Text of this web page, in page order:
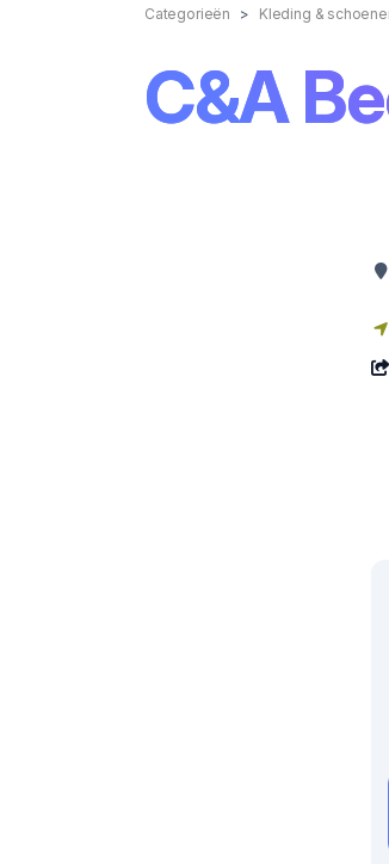
Categorieën Kleding &
C&A